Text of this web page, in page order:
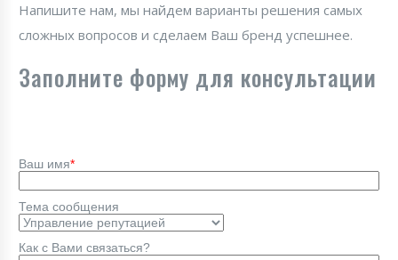
Напишите нам, мы найдем варианты решения самых
сложных вопросов и сделаем Ваш бренд успешнее.
Заполните форму для консультации
Ваш имя*
Тема сообщения
Как с Вами связаться?